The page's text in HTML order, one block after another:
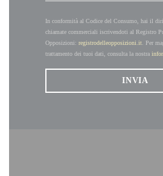
In conformità al Codice del Consumo, hai il
chiamate commerciali iscrivendoti al Registro
Opposizioni: registrodelleopposizioni.it . Per
trattamento dei tuoi dati, consulta la nostra